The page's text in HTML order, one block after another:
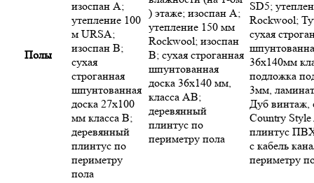
Полы
изоспан А;
утепление 100
м URSA;
изоспан В;
сухая
строганная
шпунтованная
доска 27х100
мм класса В;
деревянный
плинтус по
периметру
пола
) этаже; изоспан А;
утепление 150 мм
Rockwool; изоспан
В; сухая строганная
шпунтованная
доска 36х140 мм,
класса АВ;
деревянный
плинтус по
периметру пола
SD5;
Rockwool;
сухая
36х140мм
подложка
3мм,
Дуб винтаж,
Country
плинтус
с кабель
периметру